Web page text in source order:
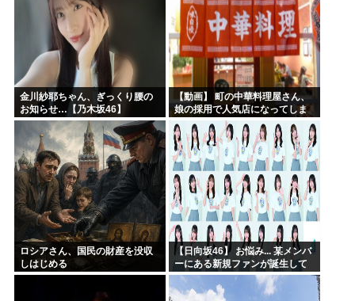
金川紗耶ちゃん、ぎっくり腰の
お知らせ…【乃木坂46】
【動画】 町の中華料理屋さん、
娘の採用で人気店になってしま
う
ロシアさん、国民の財産を没収
しはじめる
【日向坂46】 お悩み... 某メンバ
ーにある新規ファンが誕生して
いた